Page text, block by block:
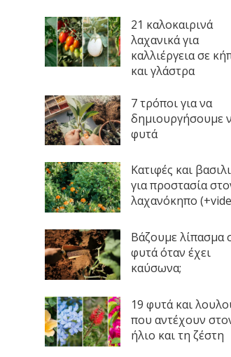
21 καλοκαιρινά
λαχανικά για
καλλιέργεια σε
και γλάστρα
7 τρόποι για να
δημιουργήσουμε
φυτά
Κατιφές και
για προστασία
λαχανόκηπο
Βάζουμε λίπασμα
φυτά όταν έχει
καύσωνα;
19 φυτά και
που αντέχουν
ήλιο και τη ζέστη